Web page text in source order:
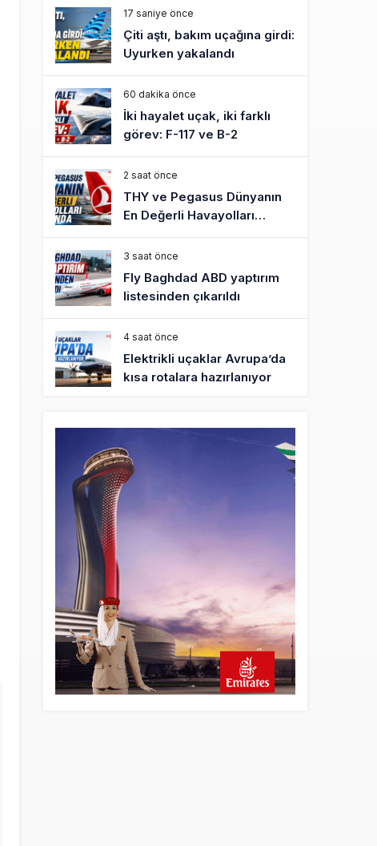
17 saniye önce
Çiti aştı, bakım uçağına girdi:
Uyurken yakalandı
60 dakika önce
İki hayalet uçak, iki farklı
görev: F-117 ve B-2
2 saat önce
THY ve Pegasus Dünyanın
En Değerli Havayolları
Arasında
3 saat önce
Fly Baghdad ABD yaptırım
listesinden çıkarıldı
4 saat önce
Elektrikli uçaklar Avrupa’da
kısa rotalara hazırlanıyor
Trump’ı taşıyan Marine One,
yolcu uçağına fazla yaklaştı
5 saat önce
Emirates A380 yolcu
rahatsızlanınca İstanbul’a
Emirates’in reddettiği 10
Boeing 777X için United
kararı
6 saat önce
DHL uçağı havada cisimle